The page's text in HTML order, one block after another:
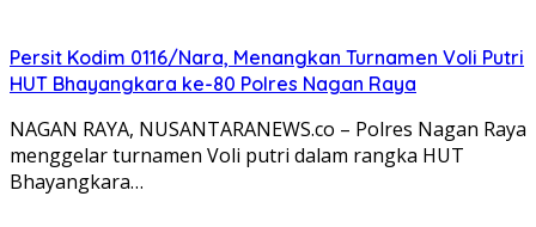
Persit Kodim 0116/Nara, Menangkan Turnamen Voli Putri
HUT Bhayangkara ke-80 Polres Nagan Raya
NAGAN RAYA, NUSANTARANEWS.co – Polres Nagan Raya
menggelar turnamen Voli putri dalam rangka HUT
Bhayangkara…